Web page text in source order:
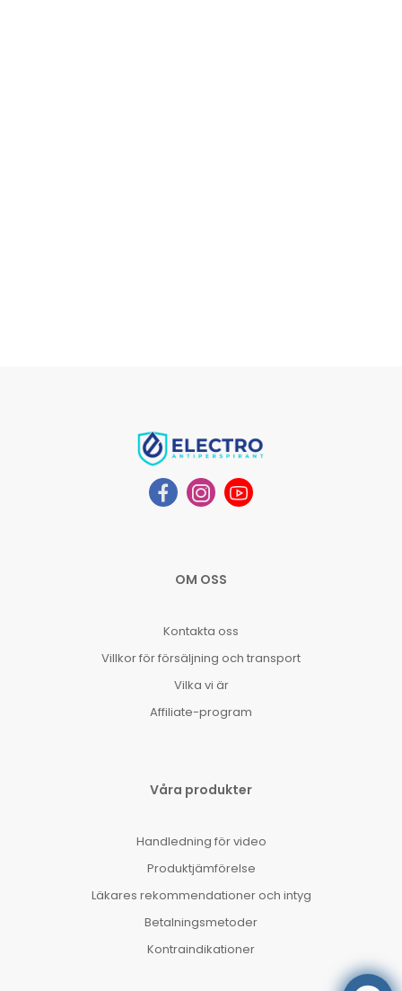
OM OSS
Kontakta oss
Villkor för försäljning och transport
Vilka vi är
Affiliate-program
Våra produkter
Handledning för video
Produktjämförelse
Läkares rekommendationer och intyg
Betalningsmetoder
Kontraindikationer